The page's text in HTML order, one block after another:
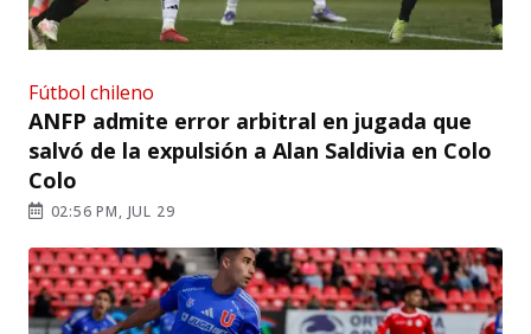
Fútbol chileno
ANFP admite error arbitral en jugada que
salvó de la expulsión a Alan Saldivia en Colo
Colo
02:56 PM, JUL 29